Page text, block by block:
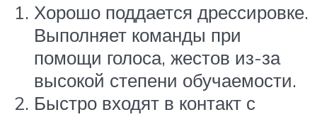
Хорошо поддается дрессировке.
Выполняет команды при
помощи голоса, жестов из-за
высокой степени обучаемости.
Быстро входят в контакт с